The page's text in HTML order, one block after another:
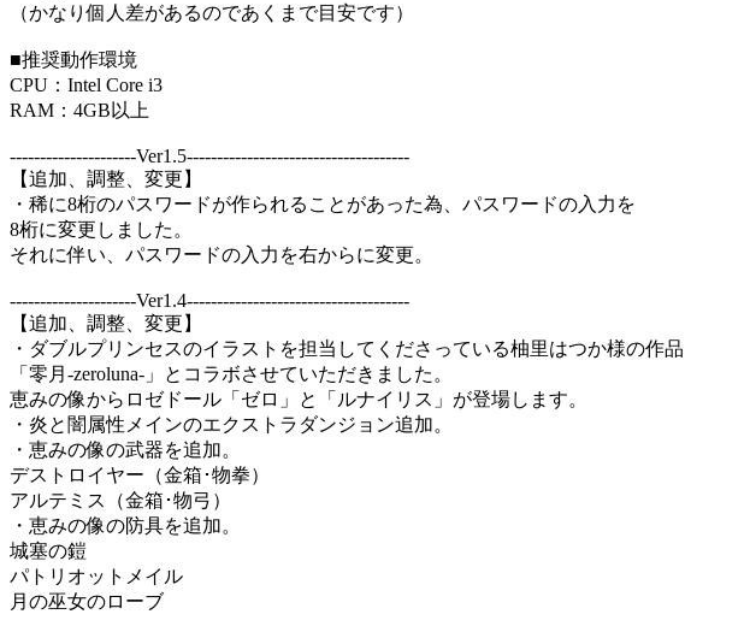
（かなり個人差があるのであくまで目安です）
■推奨動作環境
CPU：Intel Core i3
RAM：4GB以上
---------------------Ver1.5-------------------------------------
【追加、調整、変更】
・稀に8桁のパスワードが作られることがあった為、パスワードの入力を
8桁に変更しました。
それに伴い、パスワードの入力を右からに変更。
---------------------Ver1.4-------------------------------------
【追加、調整、変更】
・ダブルプリンセスのイラストを担当してくださっている柚里はつか様の作品
「零月-zeroluna-」とコラボさせていただきました。
恵みの像からロゼドール「ゼロ」と「ルナイリス」が登場します。
・炎と闇属性メインのエクストラダンジョン追加。
・恵みの像の武器を追加。
デストロイヤー（金箱･物拳）
アルテミス（金箱･物弓）
・恵みの像の防具を追加。
城塞の鎧
パトリオットメイル
月の巫女のローブ